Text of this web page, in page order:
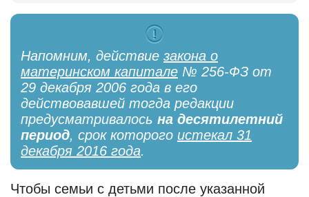
Напомним, действие закона о
материнском капитале № 256-ФЗ от
29 декабря 2006 года в его
действовавшей тогда редакции
предусматривалось на десятилетний
период, срок которого истекал 31
декабря 2016 года.
Чтобы семьи с детьми после указанной